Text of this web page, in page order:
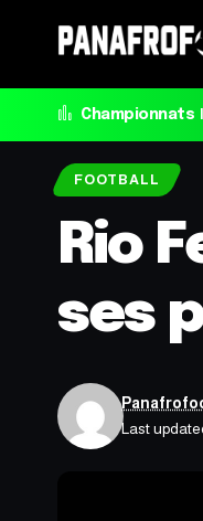
Championnats
FOOTBALL
Rio
ses
Last